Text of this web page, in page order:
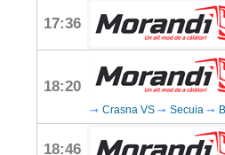
17:36
18:20
Crasna VS Secuia
18:46